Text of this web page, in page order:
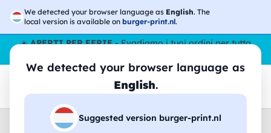
We detected your browser language as English. The
local version is available on burger-print.nl.
We detected your browser language as
English.
Suggested version burger-print.nl
☀️APERTI PER FERIE- Evadiamo i tuoi ordini per tutta
Accessori › Cappellini